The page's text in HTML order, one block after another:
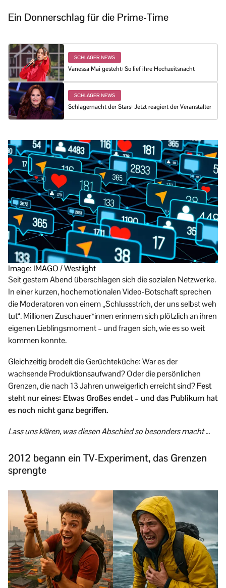
Ein Donnerschlag für die Prime-Time
SCHLAGER NEWS
Vanessa Mai gesteht: So lief ihre Hochzeitsnacht
SCHLAGER NEWS
Schlagernacht der Stars: Jetzt reagiert der Veranstalter
Image: IMAGO / Westlight
Seit gestern Abend überschlagen sich die sozialen Netzwerke.
In einer kurzen, hochemotionalen Video-Botschaft sprechen
die Moderatoren von einem „Schlussstrich, der uns selbst weh
tut“. Millionen Zuschauer*innen erinnern sich plötzlich an ihren
eigenen Lieblingsmoment – und fragen sich, wie es so weit
kommen konnte.
Gleichzeitig brodelt die Gerüchteküche: War es der
wachsende Produktionsaufwand? Oder die persönlichen
Grenzen, die nach 13 Jahren unweigerlich erreicht sind?Fest
steht nur eines: Etwas Großes endet – und das Publikum hat
es noch nicht ganz begriffen.
Lass uns klären, was diesen Abschied so besonders macht …
2012 begann ein TV-Experiment, das Grenzen
sprengte